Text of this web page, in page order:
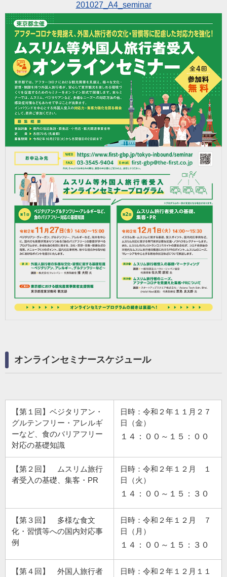
201027_A4_seminar
オンラインセミナースケジュール
【第１回】ベジタリアン・
グルテンフリー・アレルギ
ーなど、食のバリアフリー
対応の基礎知識
日時：令和２年１１月２７
日（金）
１４：００～１５：００
【第２回】 ムスリム旅行
者受入の基礎、集客・PR
日時：令和２年１２月 １
日（火）
１４：００～１５：３０
【第３回】 多様な食文
化・習慣等への国内対応事
例
日時：令和２年１２月 ７
日（月）
１４：００～１５：３０
【第４回】 外国人旅行者
日時：令和２年１２月１１